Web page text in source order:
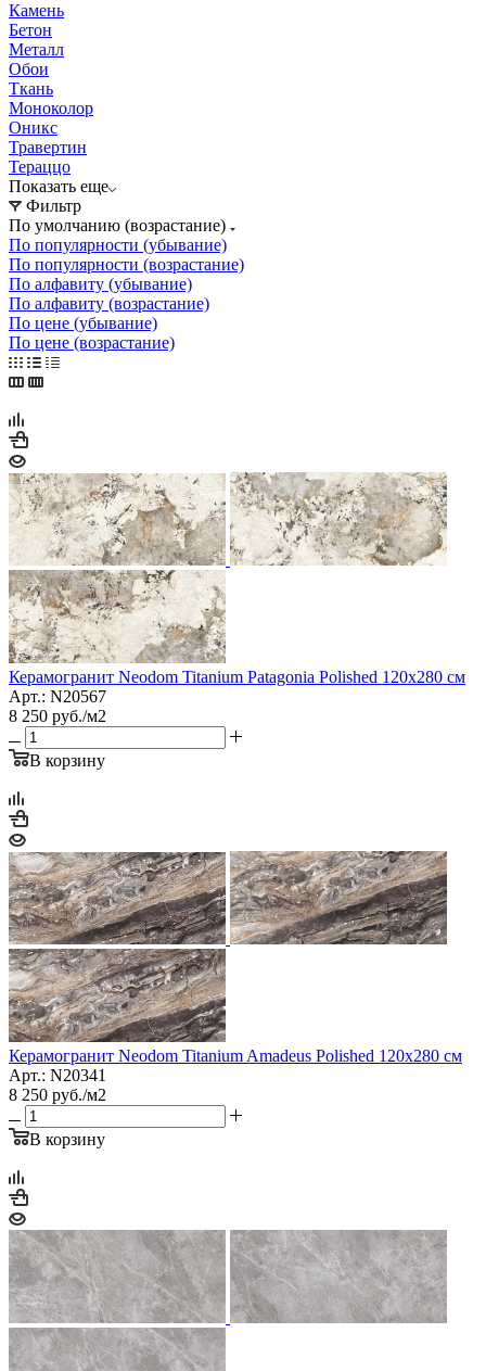
Камень
Бетон
Металл
Обои
Ткань
Моноколор
Оникс
Травертин
Тераццо
Показать еще
Фильтр
По умолчанию (возрастание)
По популярности (убывание)
По популярности (возрастание)
По алфавиту (убывание)
По алфавиту (возрастание)
По цене (убывание)
По цене (возрастание)
Керамогранит Neodom Titanium Patagonia Polished 120х280 см
Арт.: N20567
8 250 руб./м2
В корзину
Керамогранит Neodom Titanium Amadeus Polished 120х280 см
Арт.: N20341
8 250 руб./м2
В корзину